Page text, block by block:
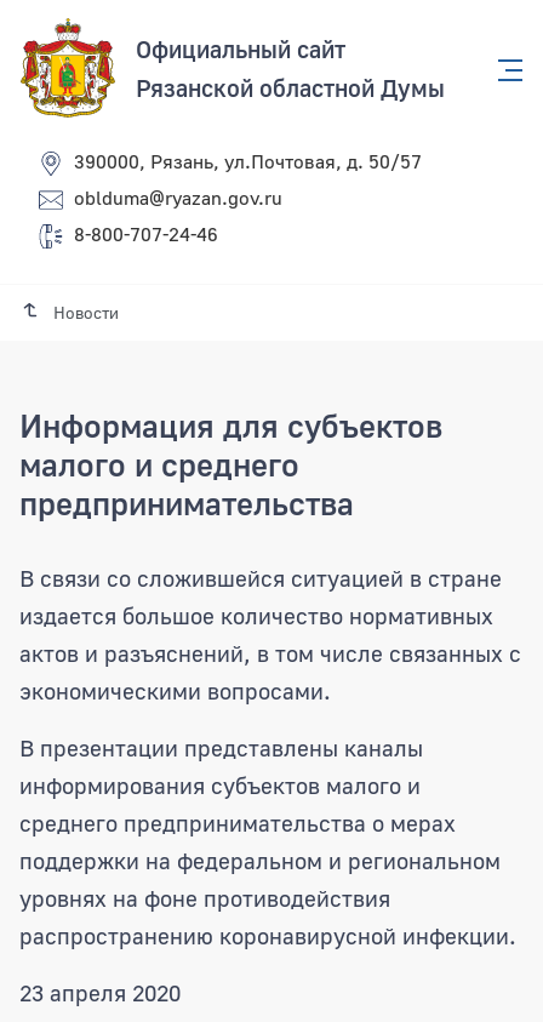
Официальный сайт
Рязанской областной Думы
390000, Рязань, ул.Почтовая, д. 50/57
oblduma@ryazan.gov.ru
8-800-707-24-46
Новости
Информация для субъектов
малого и среднего
предпринимательства
Информация для субъектов малого и
В связи со сложившейся ситуацией в стране
издается большое количество нормативных
актов и разъяснений, в том числе связанных с
экономическими вопросами.
В презентации представлены каналы
информирования субъектов малого и
среднего предпринимательства о мерах
поддержки на федеральном и региональном
уровнях на фоне противодействия
распространению коронавирусной инфекции.
23 апреля 2020